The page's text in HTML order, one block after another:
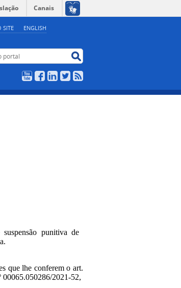
SITE ENGLISH
Canais
YouTubeFacebookLinkedIn
Twitter
punitiva de
que lhe conferem o art.
00065.050286/2021-52,